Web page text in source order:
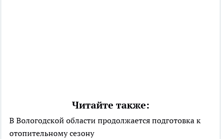
Читайте также:
В Вологодской области продолжается подготовка к
отопительному сезону